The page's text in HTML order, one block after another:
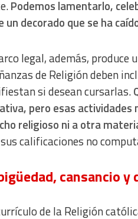
Podemos lamentarlo,
un decorado que se ha
legal, además, produce
de Religión deben
si desean cursarlas.
pero esas actividades
religioso ni a otra
calificaciones no
cansancio y
de la Religión
actively requested